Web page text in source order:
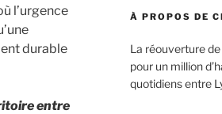
l’urgence
durable
entre
À PROPOS DE
La réouverture
pour un million
quotidiens entre